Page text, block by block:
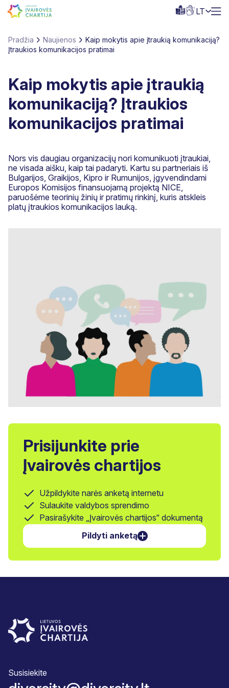
LT
Pradžia Naujienos
Kaip mokytis apie įtraukią komunikaciją?
Įtraukios komunikacijos pratimai
Kaip mokytis apie įtraukią
komunikaciją? Įtraukios
komunikacijos pratimai
Nors vis daugiau organizacijų nori komunikuoti įtraukiai,
ne visada aišku, kaip tai padaryti. Kartu su partneriais iš
Bulgarijos, Graikijos, Kipro ir Rumunijos, įgyvendindami
Europos Komisijos finansuojamą projektą NICE,
paruošėme teorinių žinių ir pratimų rinkinį, kuris atskleis
platų įtraukios komunikacijos lauką.
Prisijunkite prie
Įvairovės chartijos
Užpildykite narės anketą internetu
Sulaukite valdybos sprendimo
Pasirašykite „Įvairovės chartijos“ dokumentą
Pildyti anketą
Susisiekite